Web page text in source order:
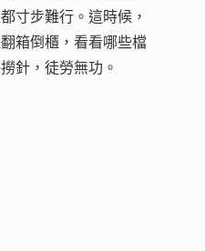
寸步難行。這時候，
箱倒櫃，看看哪些檔
針，徒勞無功。